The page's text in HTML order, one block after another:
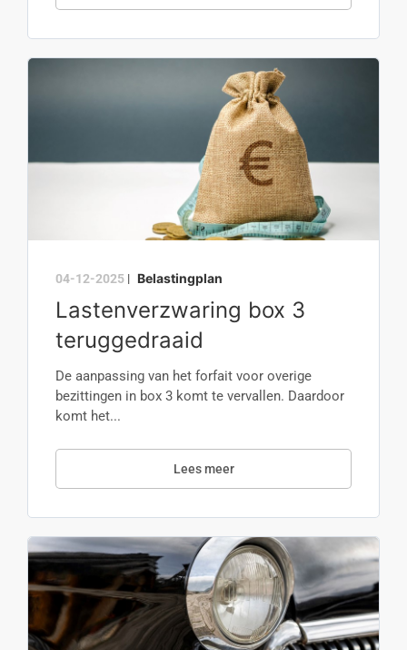
04-12-2025 | Belastingplan
Lastenverzwaring box 3
teruggedraaid
De aanpassing van het forfait voor overige
bezittingen in box 3 komt te vervallen. Daardoor
komt het...
Lees meer